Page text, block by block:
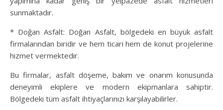
sunmaktadır.
* Doğan Asfalt: Doğan Asfalt, bölgedeki en büyük asfalt
firmalarından biridir ve hem ticari hem de konut projelerine
hizmet vermektedir.
Bu firmalar, asfalt döşeme, bakım ve onarım konusunda
deneyimli ekiplere ve modern ekipmanlara sahiptir.
Bölgedeki tüm asfalt ihtiyaçlarınızı karşılayabilirler.